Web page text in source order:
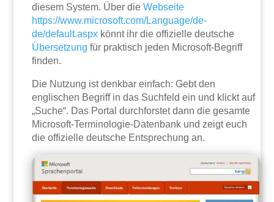
diesem System. Über dieWebseite
https://www.microsoft.com/Language/de-
de/default.aspx könnt ihr die offizielle deutsche
Übersetzung für praktisch jeden Microsoft-Begriff
finden.
Die Nutzung ist denkbar einfach: Gebt den
englischen Begriff in das Suchfeld ein und klickt auf
„Suche“. Das Portal durchforstet dann die gesamte
Microsoft-Terminologie-Datenbank und zeigt euch
die offizielle deutsche Entsprechung an.